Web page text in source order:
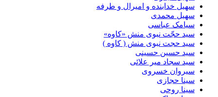
سهیل خدابنده و امیرال و طرفه
سهیل محمدی
سیامک عباسی
سید حجّت نبوی منش «کاوه»
سید حجت نبوی منش ( کاوه )
سید حسین حسینى
سید سجاد میر علائی
سیروان خسروی
سینا حجازی
سینا روحی